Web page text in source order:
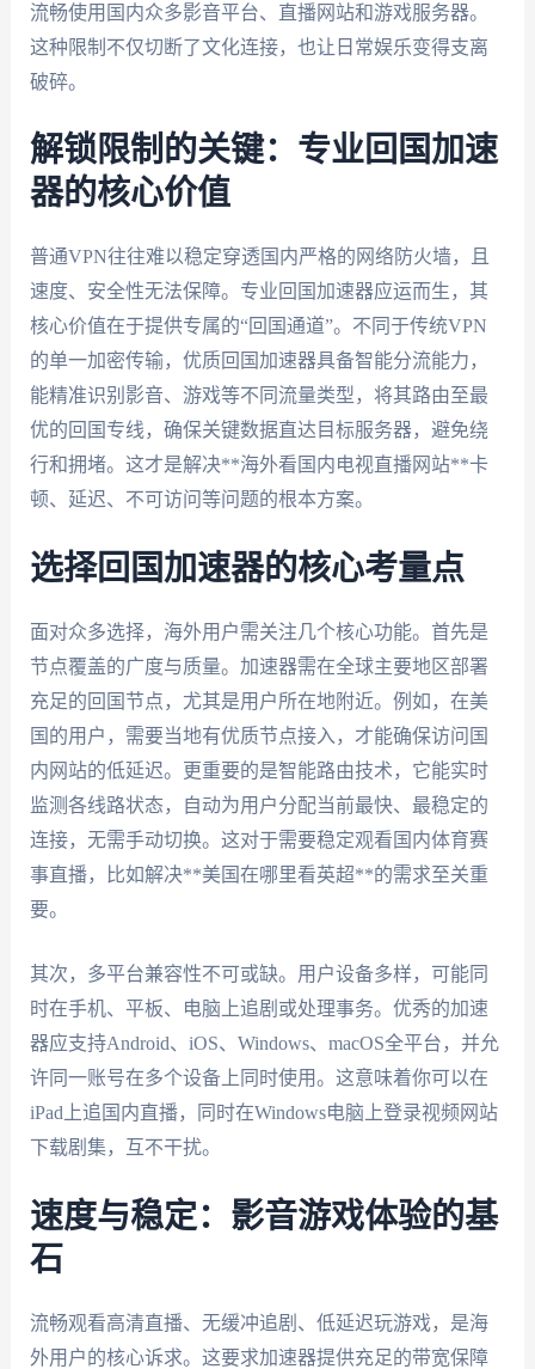
流畅使用国内众多影音平台、直播网站和游戏服务器。
这种限制不仅切断了文化连接，也让日常娱乐变得支离
破碎。
解锁限制的关键：专业回国加速
器的核心价值
普通VPN往往难以稳定穿透国内严格的网络防火墙，且
速度、安全性无法保障。专业回国加速器应运而生，其
核心价值在于提供专属的“回国通道”。不同于传统VPN
的单一加密传输，优质回国加速器具备智能分流能力，
能精准识别影音、游戏等不同流量类型，将其路由至最
优的回国专线，确保关键数据直达目标服务器，避免绕
行和拥堵。这才是解决**海外看国内电视直播网站**卡
顿、延迟、不可访问等问题的根本方案。
选择回国加速器的核心考量点
面对众多选择，海外用户需关注几个核心功能。首先是
节点覆盖的广度与质量。加速器需在全球主要地区部署
充足的回国节点，尤其是用户所在地附近。例如，在美
国的用户，需要当地有优质节点接入，才能确保访问国
内网站的低延迟。更重要的是智能路由技术，它能实时
监测各线路状态，自动为用户分配当前最快、最稳定的
连接，无需手动切换。这对于需要稳定观看国内体育赛
事直播，比如解决**美国在哪里看英超**的需求至关重
要。
其次，多平台兼容性不可或缺。用户设备多样，可能同
时在手机、平板、电脑上追剧或处理事务。优秀的加速
器应支持Android、iOS、Windows、macOS全平台，并允
许同一账号在多个设备上同时使用。这意味着你可以在
iPad上追国内直播，同时在Windows电脑上登录视频网站
下载剧集，互不干扰。
速度与稳定：影音游戏体验的基
石
流畅观看高清直播、无缓冲追剧、低延迟玩游戏，是海
外用户的核心诉求。这要求加速器提供充足的带宽保障